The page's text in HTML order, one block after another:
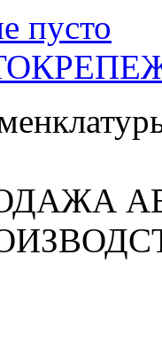
пусто